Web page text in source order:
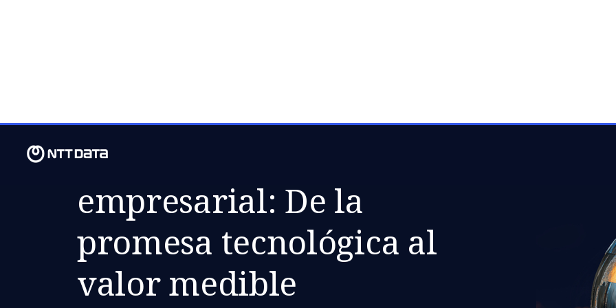
La IA como capacidad
empresarial: De la
promesa tecnológica al
valor medible